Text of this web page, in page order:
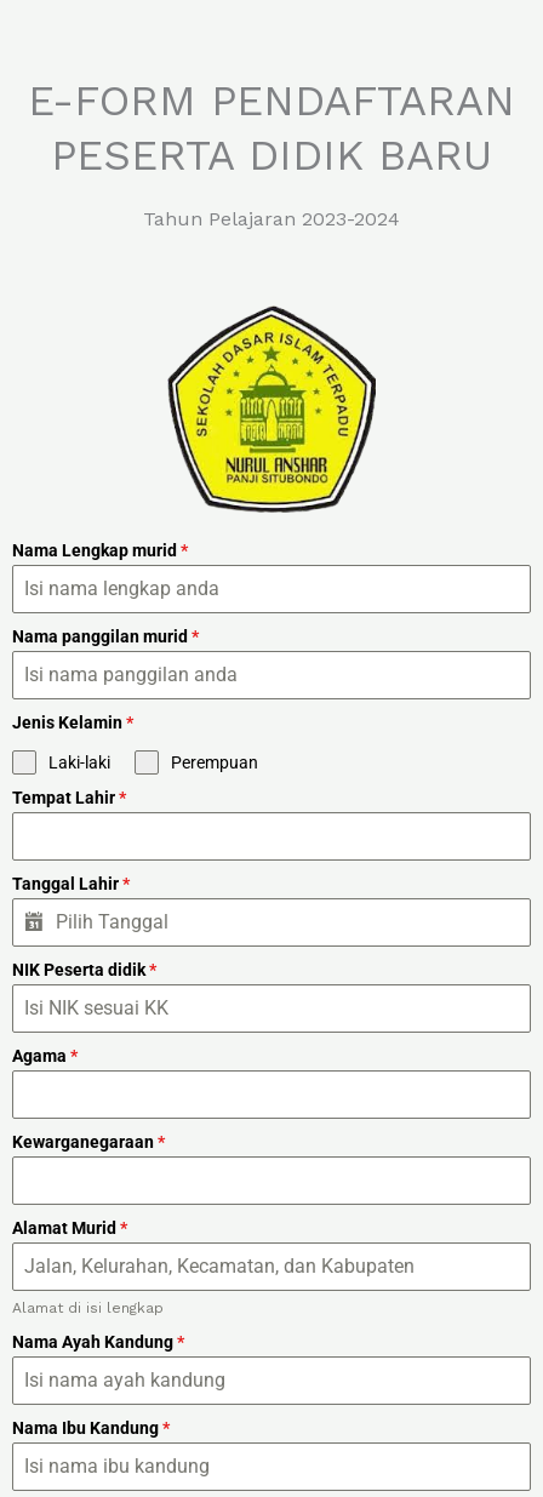
content
E-FORM PENDAFTARAN
PESERTA DIDIK BARU
Tahun Pelajaran 2023-2024
Nama Lengkap murid *
Nama panggilan murid *
Jenis Kelamin*
Laki-laki
Perempuan
Tempat Lahir*
Tanggal Lahir*
NIK Peserta didik*
Agama *
Kewarganegaraan*
Alamat Murid *
Alamat di isi lengkap
Nama Ayah Kandung*
Nama Ibu Kandung*